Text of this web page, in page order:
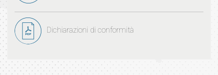
Dichiarazioni di conformità